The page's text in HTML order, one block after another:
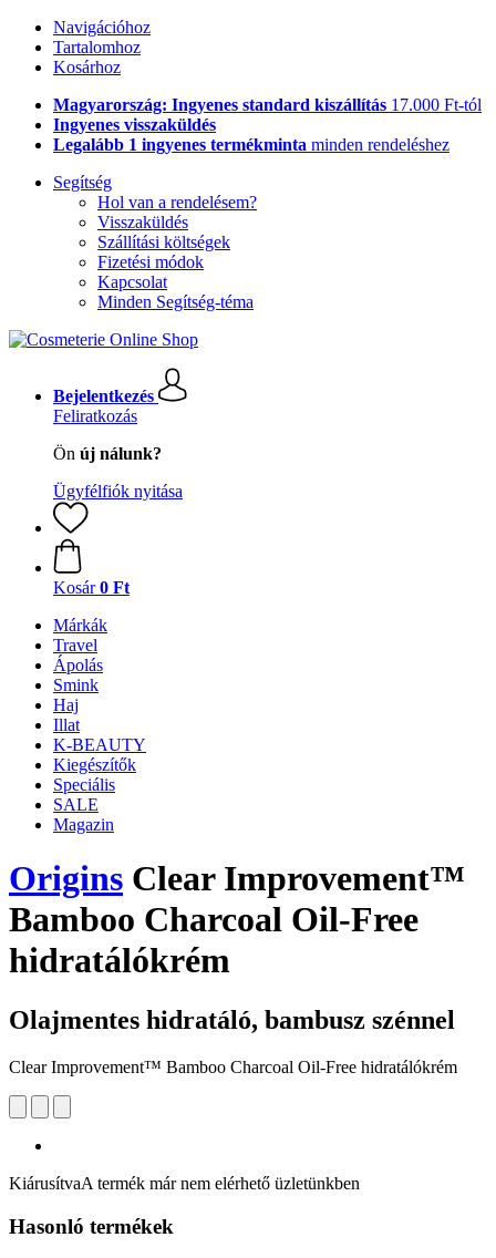
Navigációhoz
Tartalomhoz
Kosárhoz
Magyarország: Ingyenes standard kiszállítás 17.000 Ft-tól
Ingyenes visszaküldés
Legalább 1 ingyenes termékminta minden rendeléshez
Segítség
Hol van a rendelésem?
Visszaküldés
Szállítási költségek
Fizetési módok
Kapcsolat
Minden Segítség-téma
Bejelentkezés
Feliratkozás
Ön új nálunk?
Ügyfélfiók nyitása
Kosár 0 Ft
Márkák
Travel
Ápolás
Smink
Haj
Illat
K-BEAUTY
Kiegészítők
Speciális
SALE
Magazin
Origins Clear Improvement™
Bamboo Charcoal Oil-Free
hidratálókrém
Olajmentes hidratáló, bambusz szénnel
Clear Improvement™ Bamboo Charcoal Oil-Free hidratálókrém
KiárusítvaA termék már nem elérhető üzletünkben
Hasonló termékek